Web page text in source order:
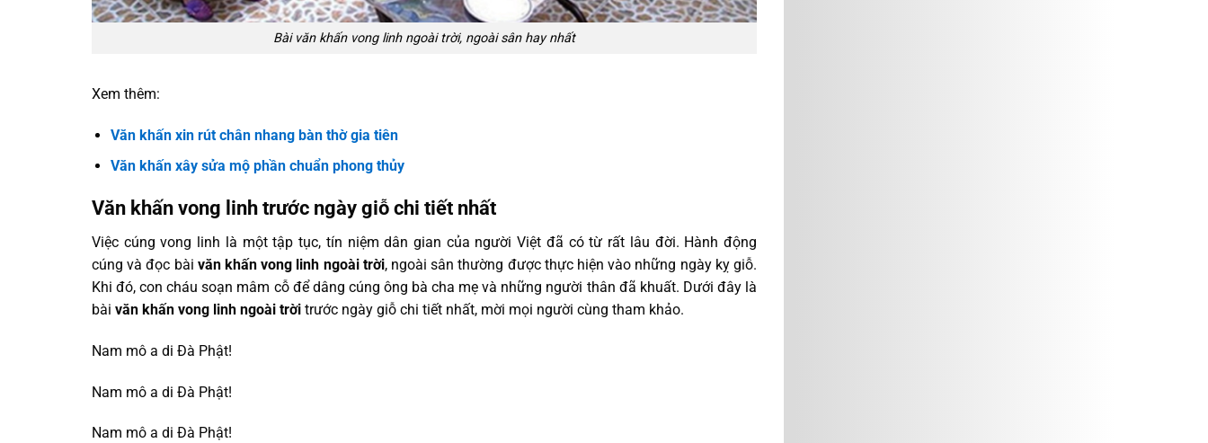
Bài văn khấn vong linh ngoài trời, ngoài sân hay nhất
Xem thêm:
Văn khấn xin rút chân nhang bàn thờ gia tiên
Văn khấn xây sửa mộ phần chuẩn phong thủy
Văn khấn vong linh trước ngày giỗ chi tiết nhất
Việc cúng vong linh là một tập tục, tín niệm dân gian của người Việt đã có từ rất lâu đời. Hành động
cúng và đọc bài văn khấn vong linh ngoài trời, ngoài sân thường được thực hiện vào những ngày kỵ giỗ.
Khi đó, con cháu soạn mâm cỗ để dâng cúng ông bà cha mẹ và những người thân đã khuất. Dưới đây là
bài văn khấn vong linh ngoài trời trước ngày giỗ chi tiết nhất, mời mọi người cùng tham khảo.
Nam mô a di Đà Phật!
Nam mô a di Đà Phật!
Nam mô a di Đà Phật!